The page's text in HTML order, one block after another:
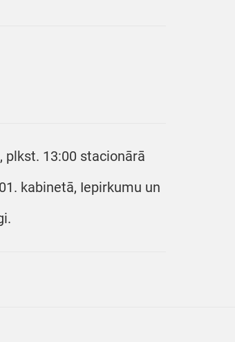
plkst. 13:00 stacionārā
kabinetā, Iepirkumu un